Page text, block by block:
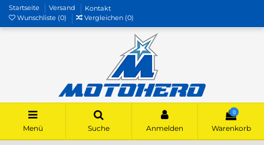
Startseite Versand
Kontakt
Wunschliste (0) Vergleichen (0)
Menü Suche Anmelden
0
Warenkorb